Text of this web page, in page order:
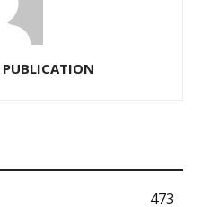
PUBLICATION
473